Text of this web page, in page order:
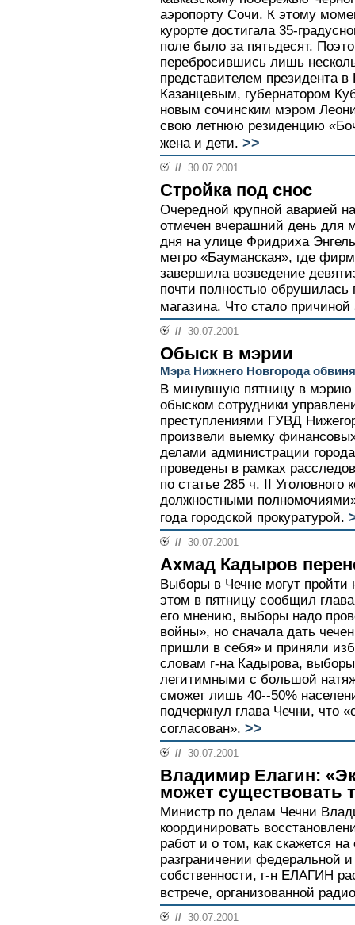
аэропорту Сочи. К этому
курорте достигала 35-
поле было за пятьдесят.
перебросившись лишь
представителем президента
Казанцевым, губернатором
новым сочинским мэром
свою летнюю резиденцию
жена и дети. >>
// 30.07.2001
Стройка под снос
Очередной крупной аварией
отмечен вчерашний день для
дня на улице Фридриха
метро «Бауманская», где
завершила возведение
почти полностью обрушилась
магазина. Что стало
// 30.07.2001
Обыск в мэрии
Мэра Нижнего Новгорода
В минувшую пятницу в мэрию
обыском сотрудники
преступлениями ГУВД
произвели выемку
делами администрации
проведены в рамках
по статье 285 ч. II Уголовного
должностными
года городской прокуратурой.
// 30.07.2001
Ахмад Кадыров
Выборы в Чечне могут пройти
этом в пятницу сообщил
его мнению, выборы надо
войны», но сначала дать
пришли в себя» и приняли
словам г-на Кадырова,
легитимными с большой
сможет лишь 40--50%
подчеркнул глава Чечни, что
согласован». >>
// 30.07.2001
Владимир Елагин:
может существовать
Министр по делам Чечни
координировать
работ и о том, как скажется
разграничении федеральной
собственности, г-н ЕЛАГИН
встрече, организованной
// 30.07.2001